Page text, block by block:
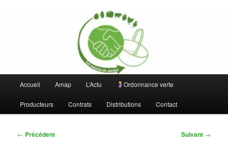
principal
Accueil Amap L’Actu Ordonnance verte
Producteurs Contrats Distributions Contact
Navigation
← Précédent Suivant →